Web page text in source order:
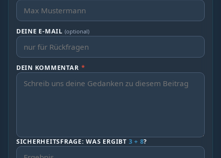
DEINE E-MAIL (optional)
DEIN KOMMENTAR *
SICHERHEITSFRAGE: WAS ERGIBT 3 + 8?